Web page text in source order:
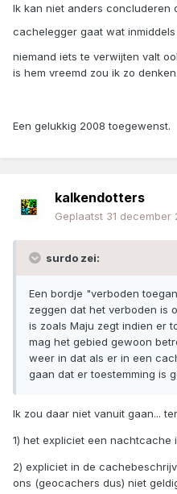
Ik kan niet anders concluderen
cachelegger gaat wat
niemand iets te verwijten valt
is hem vreemd zou ik zo denken.
Een gelukkig 2008 toegewenst.
kalkendotters
Geplaatst 31 december
surdo zei:
Een bordje "verboden
zeggen dat het verboden is
is zoals Maju zegt indien er
mag het gebied gewoon
weer in dat als er in een
gaan dat er toestemming is
Ik zou daar niet vanuit gaan...
1) het expliciet een nachtcache
2) expliciet in de
ons (geocachers dus) niet